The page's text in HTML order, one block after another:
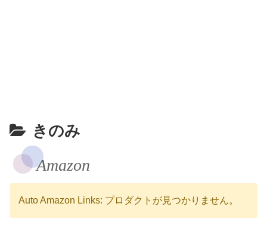
きのみ
Amazon
Auto Amazon Links: プロダクトが見つかりません。